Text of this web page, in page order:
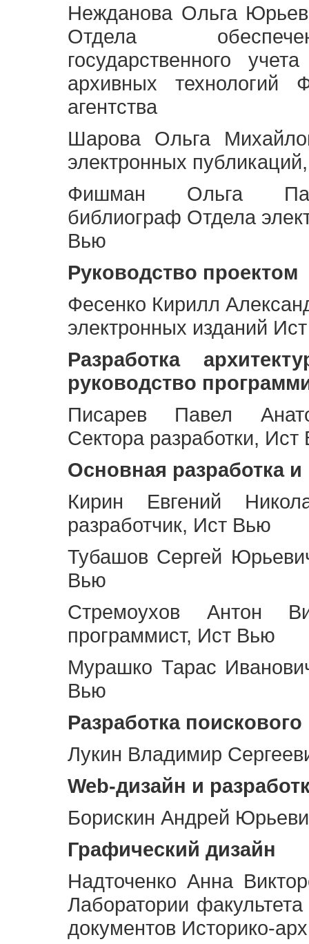
Нежданова Ольга
Отдела
государственного
архивных технологий
агентства
Шарова Ольга
электронных
Фишман Ольга
библиограф Отдела
Вью
Руководство проектом
Фесенко Кирилл
электронных изданий
Разработка
руководство
Писарев Павел
Сектора разработки,
Основная разработка
Кирин Евгений
разработчик, Ист Вью
Тубашов Сергей
Вью
Стремоухов Антон
программист, Ист Вью
Мурашко Тарас
Вью
Разработка
Лукин Владимир
Web-дизайн и
Борискин Андрей
Графический дизайн
Надточенко Анна
Лаборатории
документов Историко-